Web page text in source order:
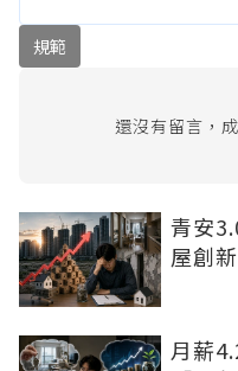
規範
還沒有留言，
青安
屋創
月薪